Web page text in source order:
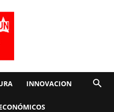
INNOVACION